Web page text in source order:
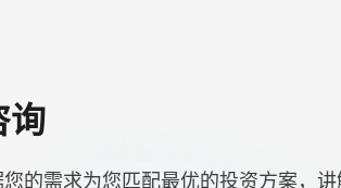
询
的需求为您匹配最优的投资方案，讲